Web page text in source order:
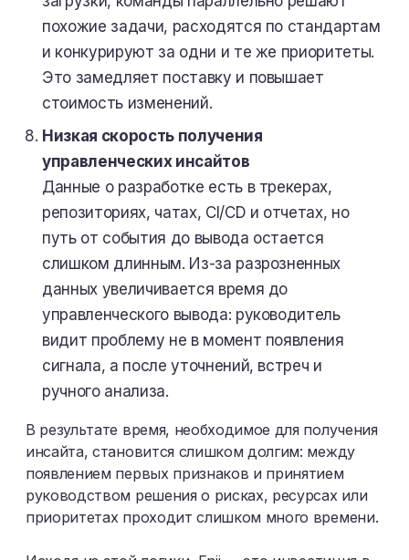
похожие задачи, расходятся по стандартам
и конкурируют за одни и те же приоритеты.
Это замедляет поставку и повышает
стоимость изменений.
Низкая скорость получения
управленческих инсайтов
Данные о разработке есть в трекерах,
репозиториях, чатах, CI/CD и отчетах, но
путь от события до вывода остается
слишком длинным. Из-за разрозненных
данных увеличивается время до
управленческого вывода: руководитель
видит проблему не в момент появления
сигнала, а после уточнений, встреч и
ручного анализа.
В результате время, необходимое для получения
инсайта, становится слишком долгим: между
появлением первых признаков и принятием
руководством решения о рисках, ресурсах или
приоритетах проходит слишком много времени.